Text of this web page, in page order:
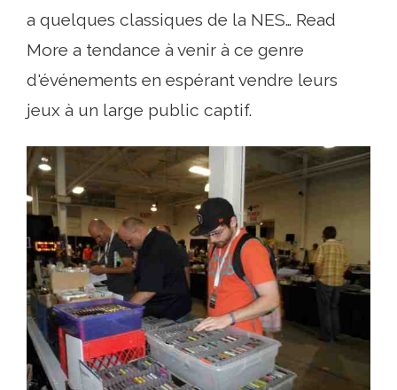
a quelques classiques de la NES… Read
More a tendance à venir à ce genre
d'événements en espérant vendre leurs
jeux à un large public captif.